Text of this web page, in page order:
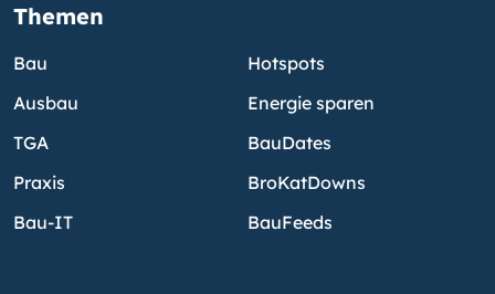
Themen
Bau
Ausbau
TGA
Praxis
Bau-IT
Hotspots
Energie sparen
BauDates
BroKatDowns
BauFeeds